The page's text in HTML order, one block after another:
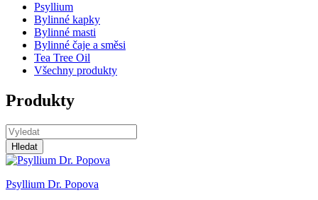
Psyllium
Bylinné kapky
Bylinné masti
Bylinné čaje a směsi
Tea Tree Oil
Všechny produkty
Produkty
Hledat
Psyllium Dr. Popova